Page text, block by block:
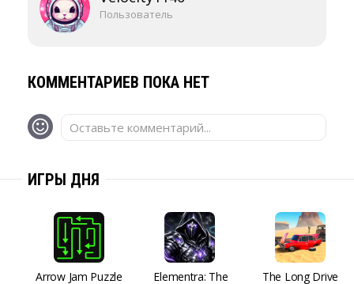
Пользователь
КОММЕНТАРИЕВ ПОКА НЕТ
Оставьте комментарий...
ИГРЫ ДНЯ
Arrow Jam Puzzle
Elementra: The
The Long Drive